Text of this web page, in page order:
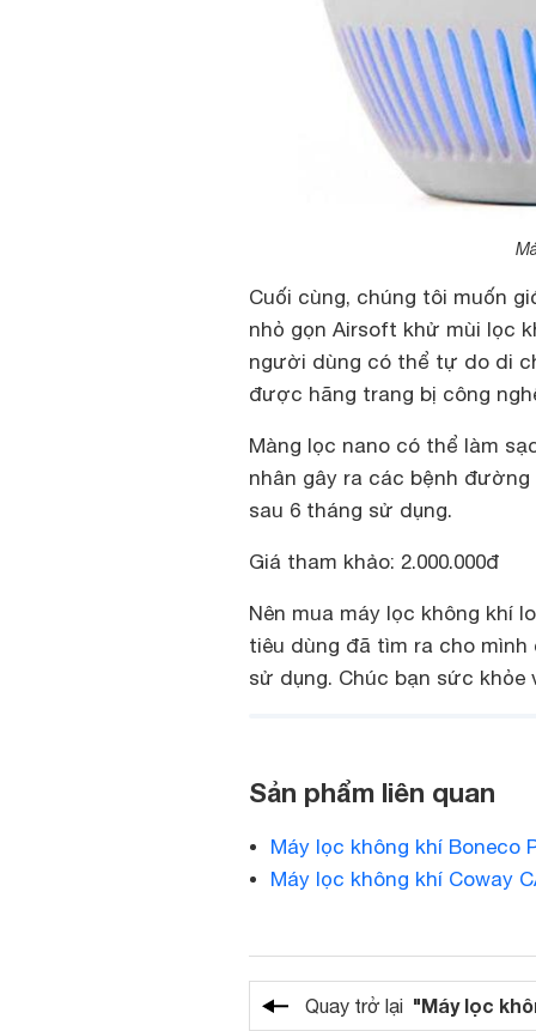
Cuối cùng, chúng tôi muốn
nhỏ gọn Airsoft khử mùi lọc
người dùng có thể tự do di
được hãng trang bị công
Màng lọc nano có thể làm
nhân gây ra các bệnh
sau 6 tháng sử dụng.
Giá tham khảo: 2.000.000đ
Nên mua máy lọc không khí
tiêu dùng đã tìm ra cho
sử dụng. Chúc bạn sức khỏe
Sản phẩm liên quan
Máy lọc không khí Boneco
Máy lọc không khí Coway
Quay trở lại "Máy lọc